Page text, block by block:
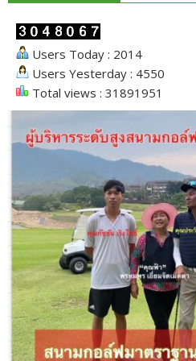
Users Today : 2014
Users Yesterday : 4550
Total views : 31891951